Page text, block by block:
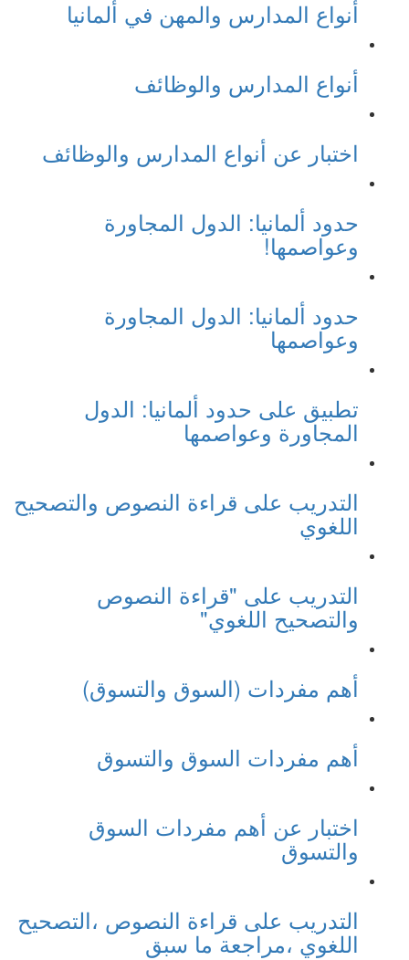
أنواع المدارس والمهن في ألمانيا
أنواع المدارس والوظائف
اختبار عن أنواع المدارس والوظائف
حدود ألمانيا: الدول المجاورة
وعواصمها!
حدود ألمانيا: الدول المجاورة
وعواصمها
تطبيق على حدود ألمانيا: الدول
المجاورة وعواصمها
التدريب على قراءة النصوص والتصحيح
اللغوي
التدريب على "قراءة النصوص
والتصحيح اللغوي"
أهم مفردات (السوق والتسوق)
أهم مفردات السوق والتسوق
اختبار عن أهم مفردات السوق
والتسوق
التدريب على قراءة النصوص ،التصحيح
اللغوي ،مراجعة ما سبق